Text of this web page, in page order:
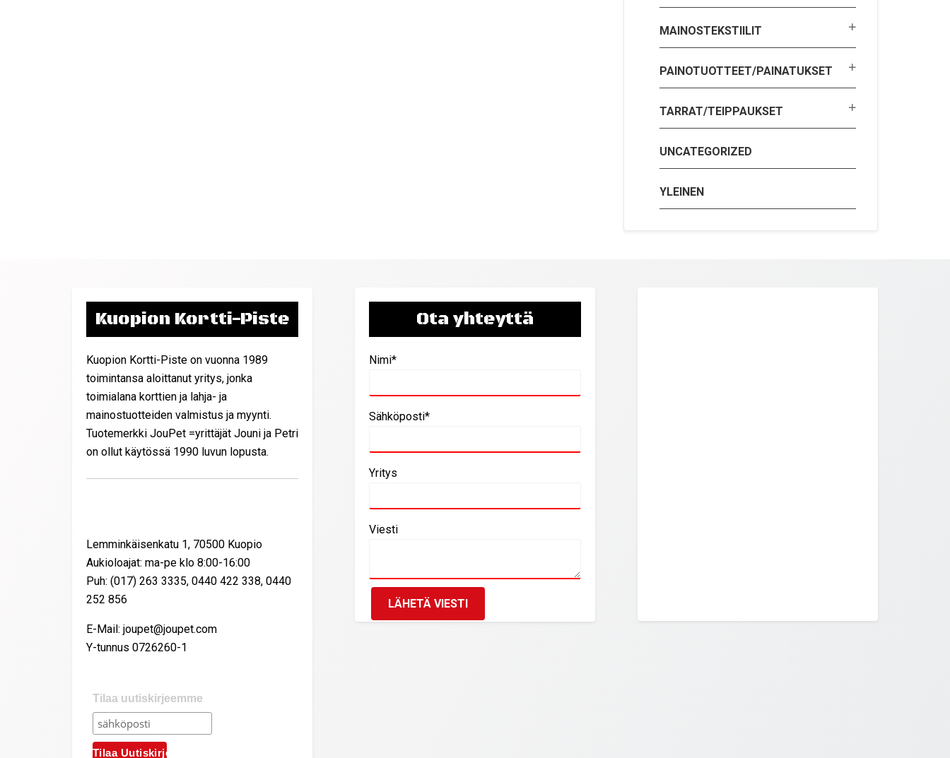
MAINOSTEKSTIILIT
PAINOTUOTTEET/PAINATUKSET
TARRAT/TEIPPAUKSET
UNCATEGORIZED
YLEINEN
Kuopion Kortti-Piste
Kuopion Kortti-Piste on vuonna 1989
toimintansa aloittanut yritys, jonka
toimialana korttien ja lahja- ja
mainostuotteiden valmistus ja myynti.
Tuotemerkki JouPet =yrittäjät Jouni ja Petri
on ollut käytössä 1990 luvun lopusta.
Lemminkäisenkatu 1, 70500 Kuopio
Aukioloajat: ma-pe klo 8:00-16:00
Puh: (017) 263 3335, 0440 422 338, 0440
252 856
E-Mail: joupet@joupet.com
Y-tunnus 0726260-1
Tilaa uutiskirjeemme
Ota yhteyttä
Nimi*
Sähköposti*
Yritys
Viesti